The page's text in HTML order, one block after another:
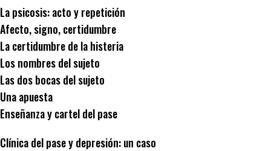
La psicosis: acto y repetición
Afecto, signo, certidumbre
La certidumbre de la histeria
Los nombres del sujeto
Las dos bocas del sujeto
Una apuesta
Enseñanza y cartel del pase
Clínica del pase y depresión: un caso